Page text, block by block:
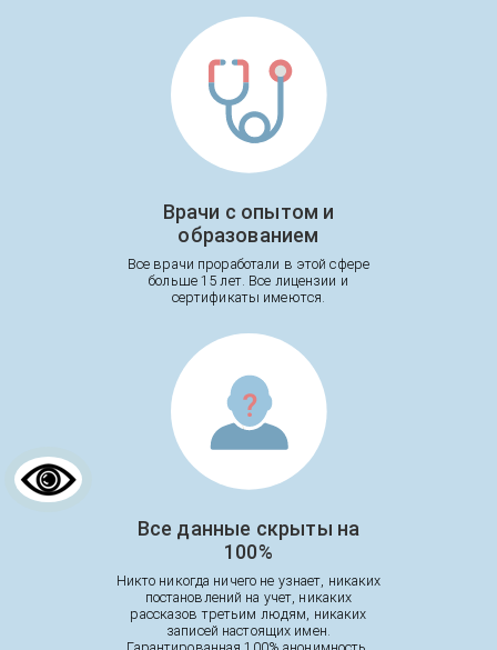
Врачи с опытом и
образованием
Все врачи проработали в этой сфере
больше 15 лет. Все лицензии и
сертификаты имеются.
Все данные скрыты на
100%
Никто никогда ничего не узнает, никаких
постановлений на учет, никаких
рассказов третьим людям, никаких
записей настоящих имен.